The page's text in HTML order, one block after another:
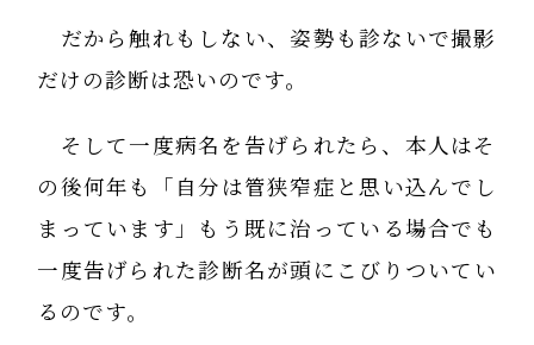
だから触れもしない、姿勢も診ないで撮影
だけの診断は恐いのです。
そして一度病名を告げられたら、本人はそ
の後何年も「自分は管狭窄症と思い込んでし
まっています」もう既に治っている場合でも
一度告げられた診断名が頭にこびりついてい
るのです。